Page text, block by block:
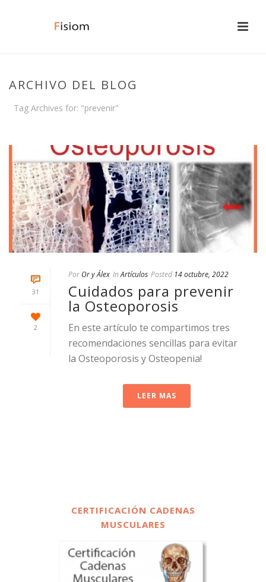
ARCHIVO DEL BLOG
Tag Archives for: "prevenir"
31
2
Por Or y Álex In Artículos Posted 14 octubre, 2022
Cuidados para prevenir
la Osteoporosis
En este artículo te compartimos tres
recomendaciones sencillas para evitar
la Osteoporosis y Osteopenia!
LEER MAS
CERTIFICACIÓN CADENAS
MUSCULARES